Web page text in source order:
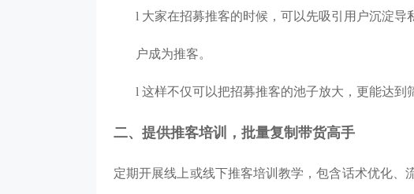
l 大家在招募推客的时候，可以先吸引用户沉淀
户成为推客。
l 这样不仅可以把招募推客的池子放大，更能达到
二、提供推客培训，批量复制带货高手
定期开展线上或线下推客培训教学，包含话术优化